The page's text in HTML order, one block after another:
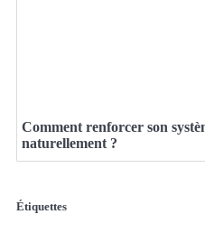
Comment renforcer son
naturellement ?
Étiquettes